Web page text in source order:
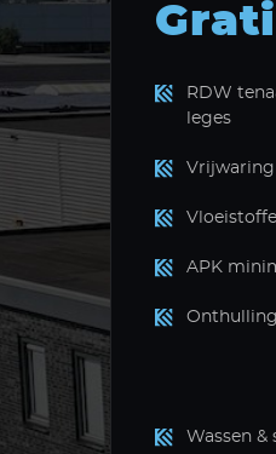
RDW
leges
APK
Wassen